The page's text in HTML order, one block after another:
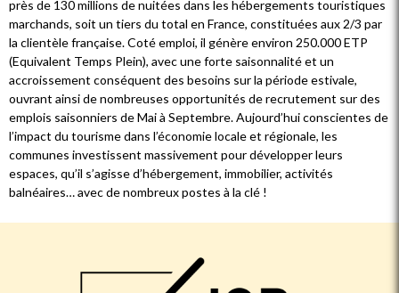
près de 130 millions de nuitées dans les hébergements touristiques
marchands, soit un tiers du total en France, constituées aux 2/3 par
la clientèle française. Coté emploi, il génère environ 250.000 ETP
(Equivalent Temps Plein), avec une forte saisonnalité et un
accroissement conséquent des besoins sur la période estivale,
ouvrant ainsi de nombreuses opportunités de recrutement sur des
emplois saisonniers de Mai à Septembre. Aujourd’hui conscientes de
l’impact du tourisme dans l’économie locale et régionale, les
communes investissent massivement pour développer leurs
espaces, qu’il s’agisse d’hébergement, immobilier, activités
balnéaires… avec de nombreux postes à la clé !